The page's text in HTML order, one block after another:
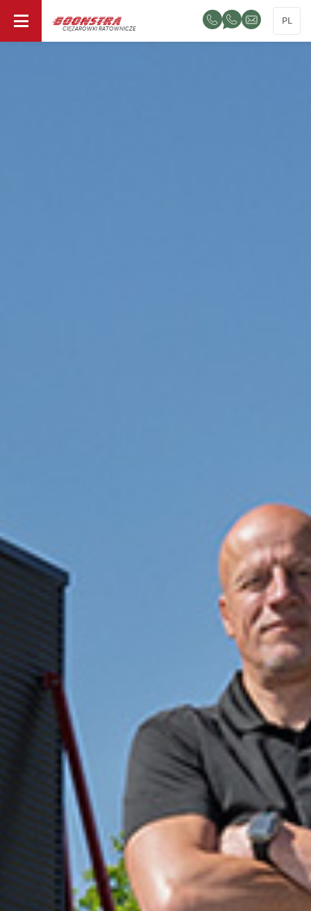
CIĘŻARÓWKI RATOWNICZE
PL